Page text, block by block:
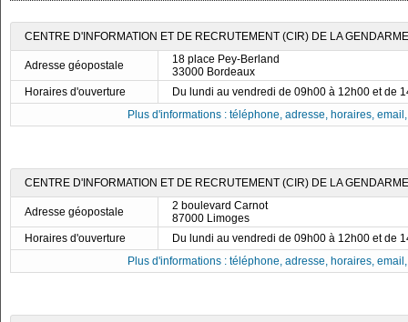
CENTRE D'INFORMATION ET DE RECRUTEMENT (CIR) DE LA
Adresse géopostale
18 place Pey-Berland
33000 Bordeaux
Horaires d'ouverture
Du lundi au vendredi de 09h00 à 12h00 et de
Plus d'informations : téléphone, adresse, horaires,
CENTRE D'INFORMATION ET DE RECRUTEMENT (CIR) DE LA
Adresse géopostale
2 boulevard Carnot
87000 Limoges
Horaires d'ouverture
Du lundi au vendredi de 09h00 à 12h00 et de
Plus d'informations : téléphone, adresse, horaires,